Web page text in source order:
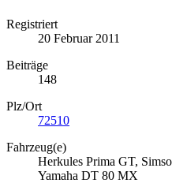
Registriert
20 Februar 2011
Beiträge
148
Plz/Ort
72510
Fahrzeug(e)
Herkules Prima GT,
Yamaha DT 80 MX